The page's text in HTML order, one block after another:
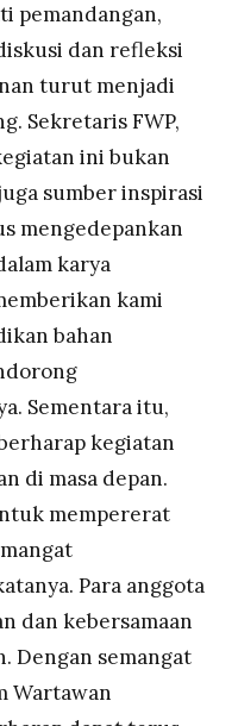
pemandangan,
dan refleksi
turut menjadi
Sekretaris FWP,
ini bukan
sumber inspirasi
mengedepankan
karya
kami
bahan
Sementara itu,
kegiatan
di masa depan.
mempererat
Para anggota
dan kebersamaan
Dengan semangat
Wartawan